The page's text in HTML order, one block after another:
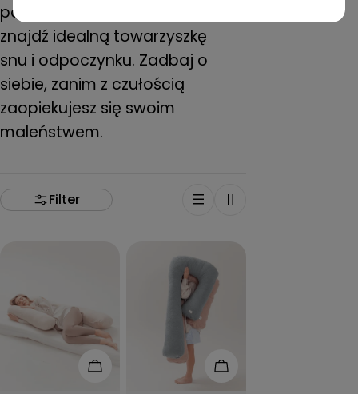
poduszek ciążowych typu 7 i
znajdź idealną towarzyszkę
snu i odpoczynku. Zadbaj o
siebie, zanim z czułością
zaopiekujesz się swoim
maleństwem.
Filter
Add to cart Add to cart